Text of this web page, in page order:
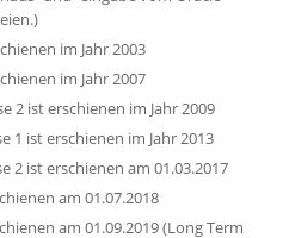
im Jahr 2003
im Jahr 2007
2 ist erschienen im Jahr 2009
1 ist erschienen im Jahr 2013
2 ist erschienen am 01.03.2017
am 01.07.2018
am 01.09.2019 (Long Term